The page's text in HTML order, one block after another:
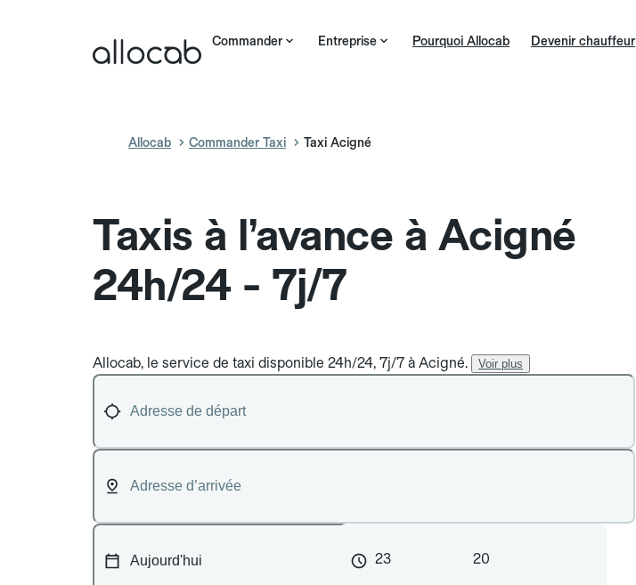
Commander Entreprise Pourquoi Allocab Devenir chauffeur
Allocab Commander Taxi Taxi Acigné
Taxis à l’avance à Acigné
24h/24 - 7j/7
Allocab, le service de taxi disponible 24h/24, 7j/7 à Acigné. Voir plus
23 20